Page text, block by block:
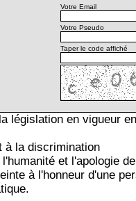
Votre Email
Votre Pseudo
Taper le code affiché